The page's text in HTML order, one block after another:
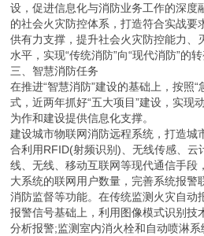
设，促进信息化与消防业务工作的深度
的社会火灾防控体系，打造符合实战要
供有力支撑，提升社会火灾防控能力、
水平，实现“传统消防”向“现代消防”的转
三、智慧消防任务
在推进“智慧消防”建设的基础上，按照
式，近两年抓好“五大项目”建设，实现
为作和建设提供信息化支撑。
建设城市物联网消防远程系统，打造城
合利用RFID(射频识别)、无线传感、云
线、无线、移动互联网等现代通信手段
大系统的联网用户数量，完善系统报警
消防监督等功能。在传统监测火灾自动
报警信号基础上，利用图像模式识别技
分析报警;监测室内消火栓和自动喷淋